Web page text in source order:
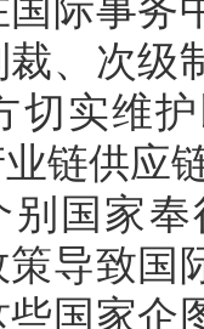
际事务
、次级
切实维
链供应
别国家
导致国
国家企